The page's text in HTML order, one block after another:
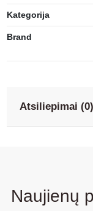
Kategorija
Brand
Atsiliepimai (0)
Naujienų